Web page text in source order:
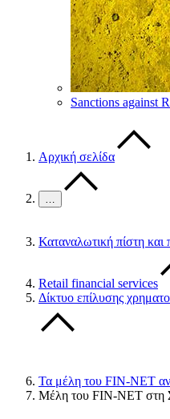
Sanctions against
Αρχική σελίδα
…
Καταναλωτική πίστη
Retail financial services
Δίκτυο επίλυσης
Τα μέλη του FIN-NET
Μέλη του FIN-NET στη